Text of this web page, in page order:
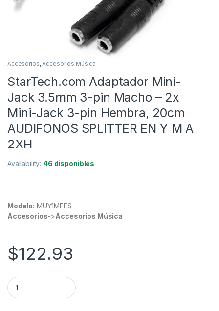
Accesorios, Accesorios Música
StarTech.com Adaptador Mini-
Jack 3.5mm 3-pin Macho – 2x
Mini-Jack 3-pin Hembra, 20cm
AUDIFONOS SPLITTER EN Y M A
2XH
Availability: 46 disponibles
Modelo: MUY1MFFS
Accesorios->Accesorios Música
$122.93
StarTech.com Adaptador Mini-Jack 3.5mm 3-pin Macho - 2x